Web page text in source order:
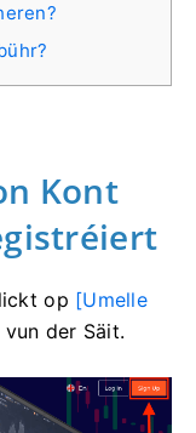
Kont
op [Umelle
der Säit.